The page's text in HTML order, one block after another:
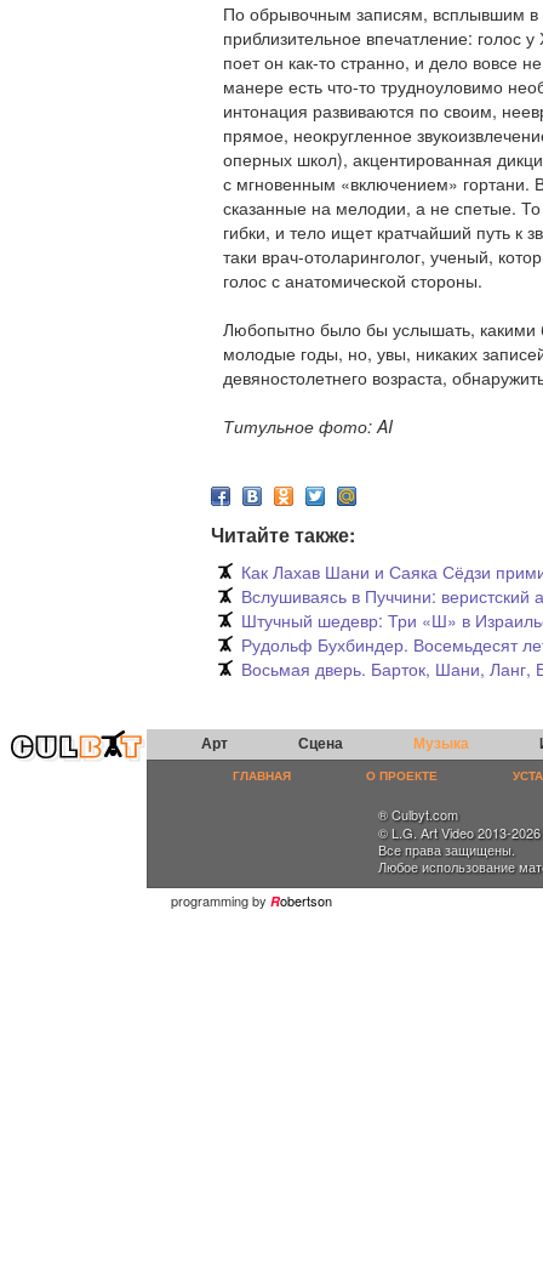
По обрывочным записям, всплывшим в
приблизительное впечатление: голос
поет он как-то странно, и дело вовсе
манере есть что-то трудноуловимо
интонация развиваются по своим,
прямое, неокругленное
оперных школ), акцентированная
с мгновенным «включением» гортани. В
сказанные на мелодии, а не спетые. То
гибки, и тело ищет кратчайший путь к
таки врач-отоларинголог, ученый,
голос с анатомической стороны.
Любопытно было бы услышать, какими
молодые годы, но, увы, никаких
девяностолетнего возраста,
Титульное фото: AI
Читайте также:
Как Лахав Шани и Саяка Сёдзи
Вслушиваясь в Пуччини: веристский
Штучный шедевр: Три «Ш» в
Рудольф Бухбиндер. Восемьдесят
Восьмая дверь. Барток, Шани,
Арт Сцена Музыка
ГЛАВНАЯ О ПРОЕКТЕ
® Culbyt.com
© L.G. Art Video 2013-2026
Все права защищены.
Любое использование
programming by Robertson